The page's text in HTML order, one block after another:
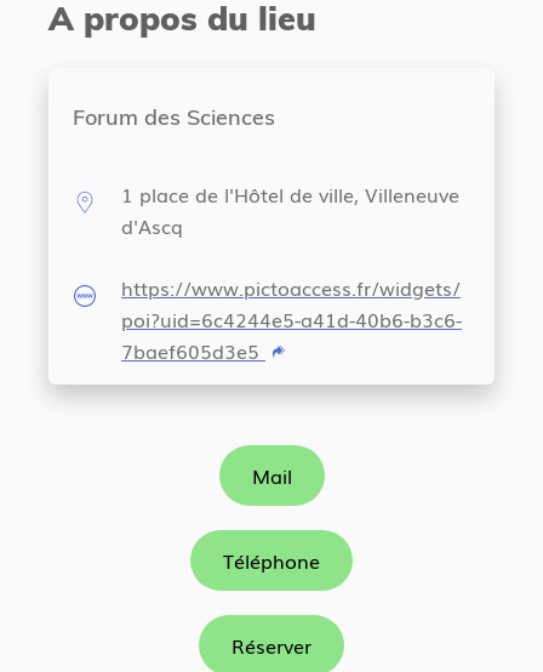
A propos du lieu
Forum des Sciences
1 place de l'Hôtel de ville, Villeneuve
d'Ascq
https://www.pictoaccess.fr/widgets/
poi?uid=6c4244e5-a41d-40b6-b3c6-
7baef605d3e5
Mail
Téléphone
Réserver